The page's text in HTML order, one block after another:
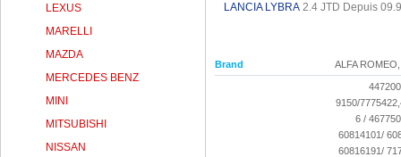
LANCIA LYBRA 2.4 JTD Depuis
Brand ALFA
9150/
6 /
60814101/
60816191/
LEXUS
MARELLI
MAZDA
MERCEDES BENZ
MINI
MITSUBISHI
NISSAN